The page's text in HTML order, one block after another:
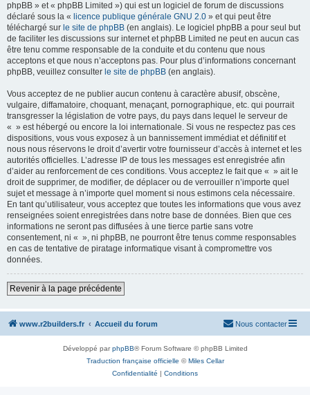
phpBB » et « phpBB Limited ») qui est un logiciel de forum de discussions
déclaré sous la « licence publique générale GNU 2.0 » et qui peut être
téléchargé sur le site de phpBB (en anglais). Le logiciel phpBB a pour seul but
de faciliter les discussions sur internet et phpBB Limited ne peut en aucun cas
être tenu comme responsable de la conduite et du contenu que nous
acceptons et que nous n’acceptons pas. Pour plus d’informations concernant
phpBB, veuillez consulter le site de phpBB (en anglais).
Vous acceptez de ne publier aucun contenu à caractère abusif, obscène,
vulgaire, diffamatoire, choquant, menaçant, pornographique, etc. qui pourrait
transgresser la législation de votre pays, du pays dans lequel le serveur de
« » est hébergé ou encore la loi internationale. Si vous ne respectez pas ces
dispositions, vous vous exposez à un bannissement immédiat et définitif et
nous nous réservons le droit d’avertir votre fournisseur d’accès à internet et les
autorités officielles. L’adresse IP de tous les messages est enregistrée afin
d’aider au renforcement de ces conditions. Vous acceptez le fait que « » ait le
droit de supprimer, de modifier, de déplacer ou de verrouiller n’importe quel
sujet et message à n’importe quel moment si nous estimons cela nécessaire.
En tant qu’utilisateur, vous acceptez que toutes les informations que vous avez
renseignées soient enregistrées dans notre base de données. Bien que ces
informations ne seront pas diffusées à une tierce partie sans votre
consentement, ni « », ni phpBB, ne pourront être tenus comme responsables
en cas de tentative de piratage informatique visant à compromettre vos
données.
Revenir à la page précédente
www.r2builders.fr Accueil du forum Nous contacter
Développé parphpBB® Forum Software © phpBB Limited
Traduction française officielle ©Miles Cellar
Confidentialité | Conditions